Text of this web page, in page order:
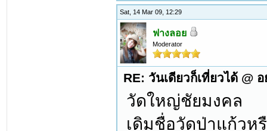
Sat, 14 Mar 09, 12:29
ฟางลอย
Moderator
RE: วันเดียวก็เที่ยวได้ @
วัดใหญ่ชัยมงคล
เดิมชื่อวัดป่าแก้วห